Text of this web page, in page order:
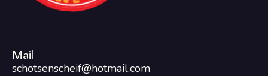
Mail
schotsenscheif@hotmail.com